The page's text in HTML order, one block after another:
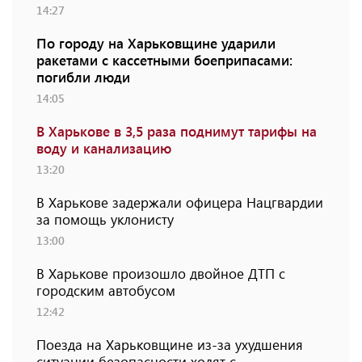
14:27
По городу на Харьковщине ударили
ракетами с кассетными боеприпасами:
погибли люди
14:05
В Харькове в 3,5 раза поднимут тарифы на
воду и канализацию
13:20
В Харькове задержали офицера Нацгвардии
за помощь уклонисту
13:00
В Харькове произошло двойное ДТП с
городским автобусом
12:42
Поезда на Харьковщине из-за ухудшения